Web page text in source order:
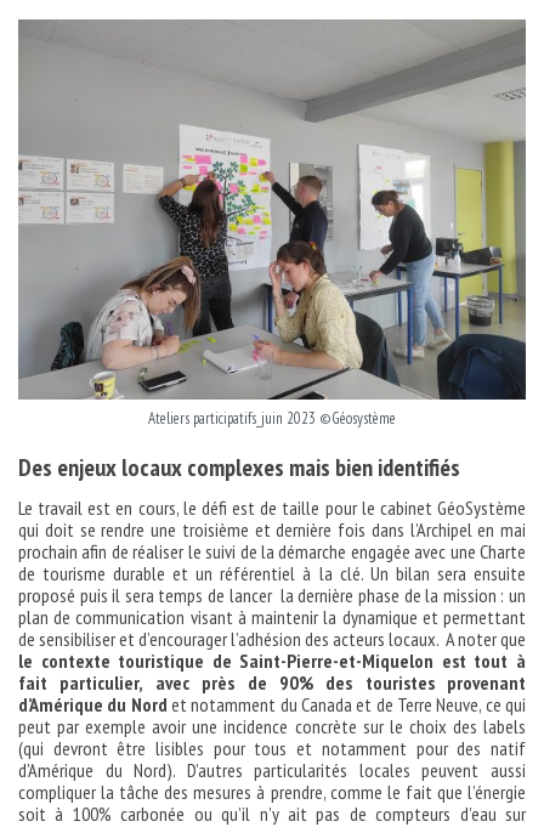
Ateliers participatifs_juin 2023 ©Géosystème
Des enjeux locaux complexes mais bien identifiés
Le travail est en cours, le défi est de taille pour le cabinet GéoSystème
qui doit se rendre une troisième et dernière fois dans l’Archipel en mai
prochain afin de réaliser le suivi de la démarche engagée avec une Charte
de tourisme durable et un référentiel à la clé. Un bilan sera ensuite
proposé puis il sera temps de lancer la dernière phase de la mission : un
plan de communication visant à maintenir la dynamique et permettant
de sensibiliser et d’encourager l’adhésion des acteurs locaux. A noter que
le contexte touristique de Saint-Pierre-et-Miquelon est tout à
fait particulier, avec près de 90% des touristes provenant
d’Amérique du Nord et notamment du Canada et de Terre Neuve, ce qui
peut par exemple avoir une incidence concrète sur le choix des labels
(qui devront être lisibles pour tous et notamment pour des natif
d’Amérique du Nord). D’autres particularités locales peuvent aussi
compliquer la tâche des mesures à prendre, comme le fait que l’énergie
soit à 100% carbonée ou qu’il n’y ait pas de compteurs d’eau sur